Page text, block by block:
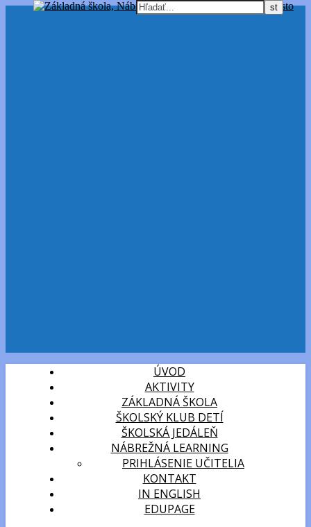
ÚVOD
AKTIVITY
ZÁKLADNÁ ŠKOLA
ŠKOLSKÝ KLUB DETÍ
ŠKOLSKÁ JEDÁLEŇ
NÁBREŽNÁ LEARNING
PRIHLÁSENIE UČITELIA
KONTAKT
IN ENGLISH
EDUPAGE